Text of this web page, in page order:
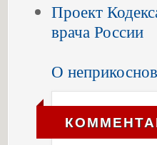
Проект
врача России
О